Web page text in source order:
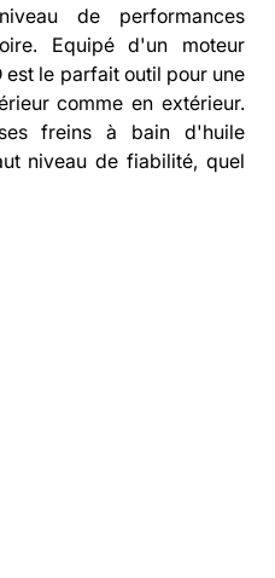
de performances
Equipé d'un moteur
est le parfait outil pour une
comme en extérieur.
freins à bain d'huile
niveau de fiabilité, quel